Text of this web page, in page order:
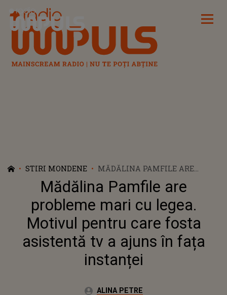
Radio Impuls
STIRI MONDENE
MĂDĂLINA PAMFILE ARE
PROBLEME MARI CU LEGEA.
MOTIVUL PENTRU CARE FOSTA
ASISTENTĂ TV A AJUNS ÎN
FAȚA INSTANȚEI
Mădălina Pamfile are
probleme mari cu legea.
Motivul pentru care fosta
asistentă tv a ajuns în fața
instanței
Autor:ALINA PETRE